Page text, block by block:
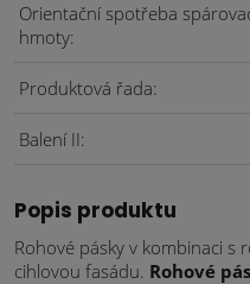
Orientační spotřeba
hmoty
Produktová řada
Balení II
Popis produktu
Rohové pásky v kombinaci s
cihlovou fasádu. Rohové